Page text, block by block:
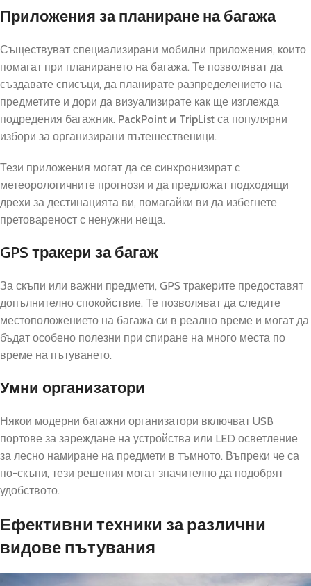
Приложения за планиране на багажа
Съществуват специализирани мобилни приложения, които
помагат при планирането на багажа. Те позволяват да
създавате списъци, да планирате разпределението на
предметите и дори да визуализирате как ще изглежда
подредения багажник. PackPoint и TripList са популярни
избори за организирани пътешественици.
Тези приложения могат да се синхронизират с
метеорологичните прогнози и да предложат подходящи
дрехи за дестинацията ви, помагайки ви да избегнете
претовареност с ненужни неща.
GPS тракери за багаж
За скъпи или важни предмети, GPS тракерите предоставят
допълнително спокойствие. Те позволяват да следите
местоположението на багажа си в реално време и могат да
бъдат особено полезни при спиране на много места по
време на пътуването.
Умни организатори
Някои модерни багажни организатори включват USB
портове за зареждане на устройства или LED осветление
за лесно намиране на предмети в тъмното. Въпреки че са
по-скъпи, тези решения могат значително да подобрят
удобството.
Ефективни техники за различни
видове пътувания